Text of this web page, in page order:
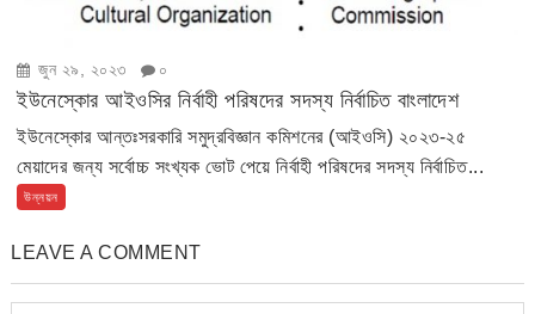
জুন ২৯, ২০২৩ ০
ইউনেস্কোর আইওসির নির্বাহী পরিষদের সদস্য নির্বাচিত বাংলাদেশ
ইউনেস্কোর আন্তঃসরকারি সমুদ্রবিজ্ঞান কমিশনের (আইওসি) ২০২৩-২৫
মেয়াদের জন্য সর্বোচ্চ সংখ্যক ভোট পেয়ে নির্বাহী পরিষদের সদস্য নির্বাচিত...
উন্নয়ন
LEAVE A COMMENT